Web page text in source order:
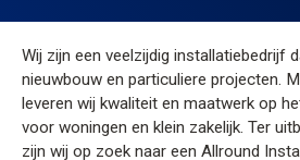
Wij zijn een veelzijdig installatiebedrijf
nieuwbouw en particuliere projecten.
leveren wij kwaliteit en maatwerk op
voor woningen en klein zakelijk. Ter
zijn wij op zoek naar een Allround